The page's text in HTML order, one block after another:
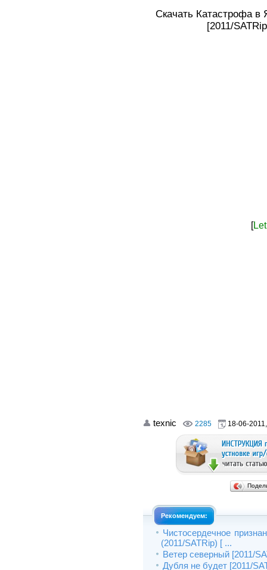
Скачать Катастрофа в
[2011/
[Let
texnic 2285 18-06-
Рекомендуем:
Чистосердечное
(2011/SATRip) [ ...
Ветер северный [2011/
Дубля не будет [2011/